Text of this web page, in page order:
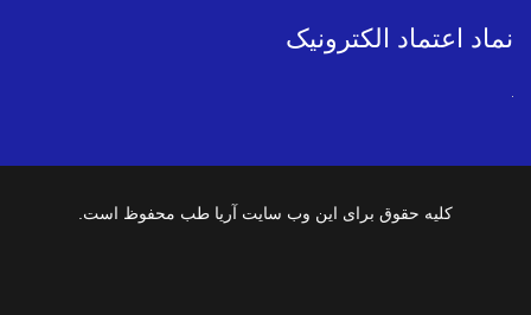
نماد اعتماد الکترونیک
کلیه حقوق برای این وب سایت آریا طب محفوظ است.